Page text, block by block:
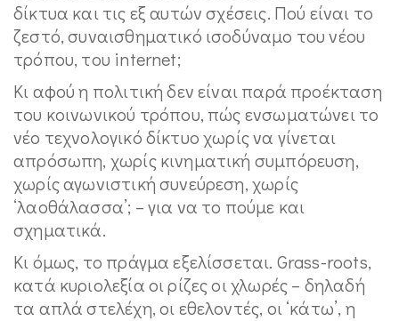
δίκτυα και τις εξ αυτών σχέσεις. Πού είναι το
ζεστό, συναισθηματικό ισοδύναμο του νέου
τρόπου, του internet;
Κι αφού η πολιτική δεν είναι παρά προέκταση
του κοινωνικού τρόπου, πώς ενσωματώνει το
νέο τεχνολογικό δίκτυο χωρίς να γίνεται
απρόσωπη, χωρίς κινηματική συμπόρευση,
χωρίς αγωνιστική συνεύρεση, χωρίς
‘λαοθάλασσα’; – για να το πούμε και
σχηματικά.
Κι όμως, το πράγμα εξελίσσεται. Grass-roots,
κατά κυριολεξία οι ρίζες οι χλωρές – δηλαδή
τα απλά στελέχη, οι εθελοντές, οι ‘κάτω’, η